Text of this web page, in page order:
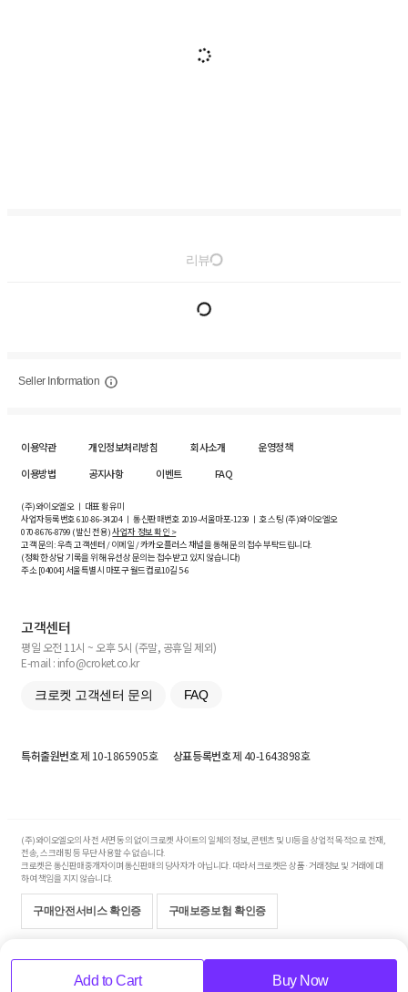
Add to Cart Buy Now
리뷰
Seller Information
이용약관 개인정보처리방침 회사소개
운영정책
이용방법
공지사항 이벤트 FAQ
(주)와이오엘오 ㅣ 대표 황유미
사업자등록번호610-86-34204ㅣ 통신판매번호 2019-서울마포-1239 ㅣ 호스팅 (주)와이오엘오
070-8676-8799 (발신 전용)사업자 정보 확인 >
고객 문의: 우측 고객센터 / 이메일 / 카카오플러스 채널을 통해 문의 접수 부탁드립니다.
(정확한 상담 기록을 위해 유선상 문의는 접수받고 있지 않습니다)
주소 [04004] 서울특별시 마포구 월드컵로10길5-6
고객센터
평일 오전 11시 ~ 오후 5시 (주말, 공휴일 제외)
E-mail : info@croket.co.kr
크로켓 고객센터 문의 FAQ
특허출원번호제 10-1865905호 상표등록번호제 40-1643898호
(주)와이오엘오의 사전 서면 동의 없이 크로켓 사이트의 일체의 정보, 콘텐츠 및 UI등을 상업적 목적으로 전재,
전송, 스크래핑 등 무단 사용할 수 없습니다.
크로켓은 통신판매중개자이며 통신판매의 당사자가 아닙니다. 따라서 크로켓은 상품·거래정보 및 거래에 대
하여 책임을 지지 않습니다.
구매안전서비스 확인증 구매보증보험 확인증